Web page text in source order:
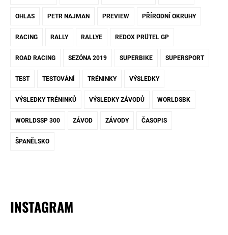
OHLAS PETR NAJMAN PREVIEW PŘÍRODNÍ OKRUHY
RACING RALLY RALLYE REDOX PRÜTEL GP
ROAD RACING SEZÓNA 2019 SUPERBIKE SUPERSPORT
TEST TESTOVÁNÍ TRÉNINKY VÝSLEDKY
VÝSLEDKY TRÉNINKŮ VÝSLEDKY ZÁVODŮ WORLDSBK
WORLDSSP 300 ZÁVOD ZÁVODY ČASOPIS
ŠPANĚLSKO
INSTAGRAM